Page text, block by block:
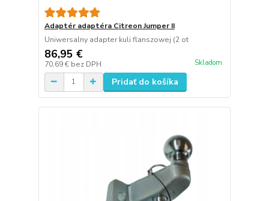
Adaptér adaptéra Citreon Jumper II
Uniwersalny adapter kuli flanszowej (2 ot
86,95 €
70,69 € bez DPH Skladom
Pridať do košíka